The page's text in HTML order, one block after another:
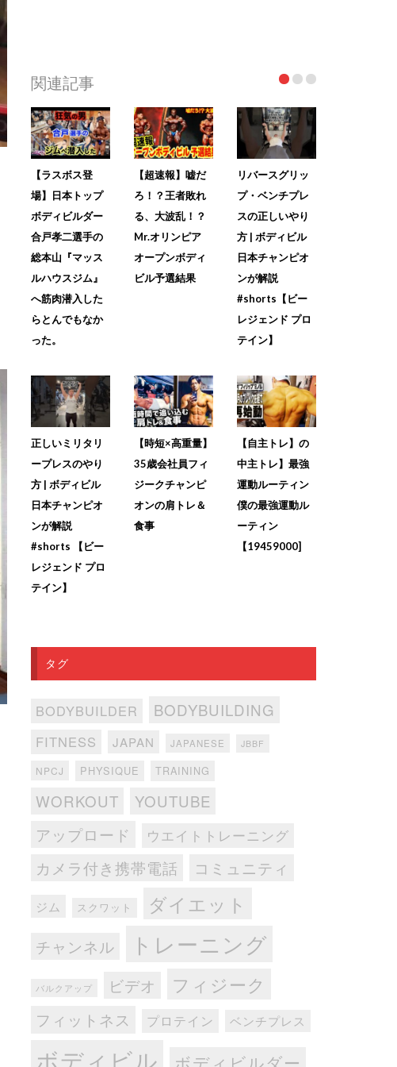
関連記事
【ラスボス登
場】日本トップ
ボディビルダー
合戸孝二選手の
総本山『マッス
ルハウスジム』
へ筋肉潜入した
らとんでもなか
った。
【超速報】嘘だ
ろ！？王者敗れ
る、大波乱！？
Mr.オリンピア
オープンボディ
ビル予選結果
リバースグリッ
プ・ベンチプレ
スの正しいやり
方 | ボディビル
日本チャンピオ
ンが解説
#shorts【ビー
レジェンド プロ
テイン】
正しいミリタリ
ープレスのやり
方 | ボディビル
日本チャンピオ
ンが解説
#shorts 【ビー
レジェンド プロ
テイン】
【時短×高重量】
35歳会社員フィ
ジークチャンピ
オンの肩トレ＆
食事
【自主トレ】の
中主トレ】最強
運動ルーティン
僕の最強運動ル
ーティン
【19459000]
タグ
BODYBUILDER BODYBUILDING
FITNESS JAPAN JAPANESE JBBF
NPCJ PHYSIQUE TRAINING
WORKOUT
YOUTUBE
アップロード
ウエイトトレーニング
カメラ付き携帯電話 コミュニティ
ジム スクワット ダイエット
チャンネル トレーニング
バルクアップ ビデオ フィジーク
フィットネス プロテイン ベンチプレス
ボディビル ボディビルダー